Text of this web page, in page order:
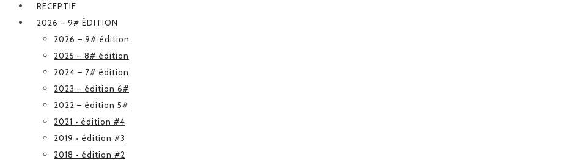
RECEPTIF
2026 – 9# ÉDITION
2026 – 9# édition
2025 – 8# édition
2024 – 7# édition
2023 – édition 6#
2022 – édition 5#
2021 • édition #4
2019 • édition #3
2018 • édition #2